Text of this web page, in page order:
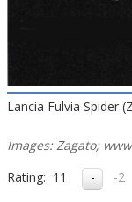
Lancia Fulvia Spider
Images: Zagato;
Rating: 11 -2